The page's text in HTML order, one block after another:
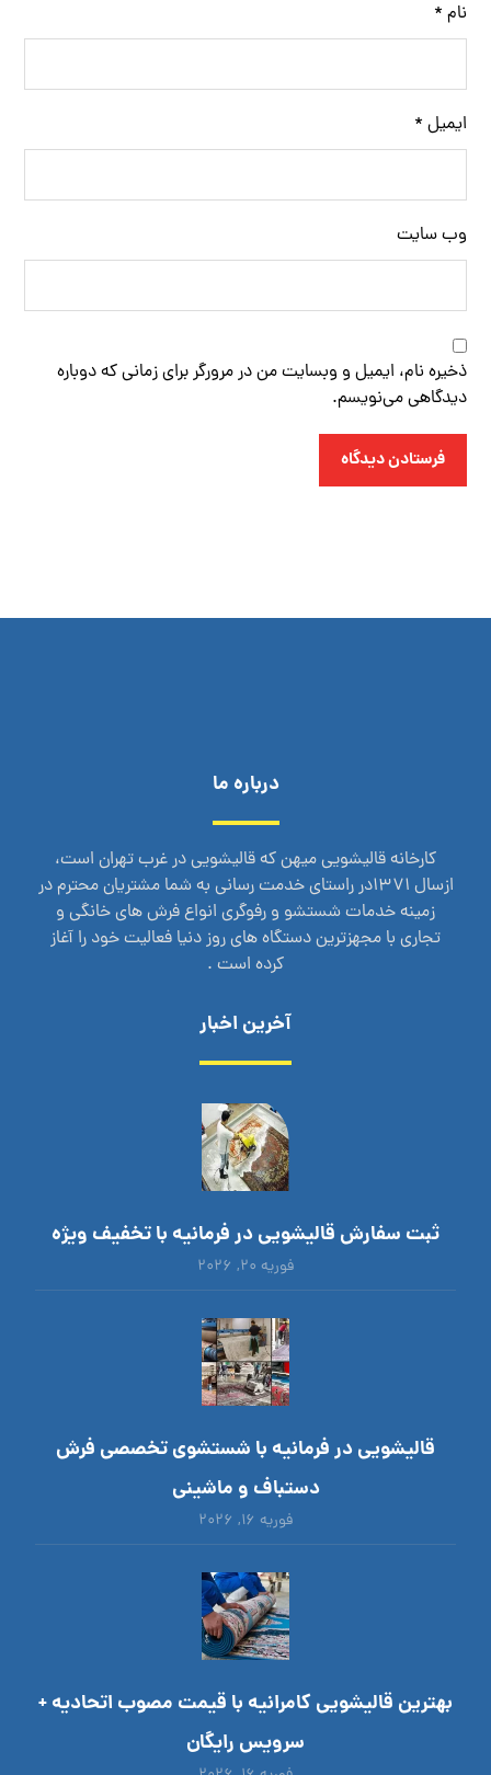
نام *
ایمیل *
وب‌ سایت
ذخیره نام، ایمیل و وبسایت من در مرورگر برای زمانی که دوباره
دیدگاهی می‌نویسم.
فرستادن دیدگاه
درباره ما
کارخانه قالیشویی میهن که قالیشویی در غرب تهران است،
ازسال 1371در راستای خدمت رسانی به شما مشتریان محترم در
زمینه خدمات شستشو و رفوگری انواع فرش های خانگی و
تجاری با مجهزترین دستگاه های روز دنیا فعالیت خود را آغاز
کرده است .
آخرین اخبار
ثبت سفارش قالیشویی در فرمانیه با تخفیف ویژه
فوریه ۲۰, ۲۰۲۶
قالیشویی در فرمانیه با شستشوی تخصصی فرش
دستباف و ماشینی
فوریه ۱۶, ۲۰۲۶
بهترین قالیشویی کامرانیه با قیمت مصوب اتحادیه +
سرویس رایگان